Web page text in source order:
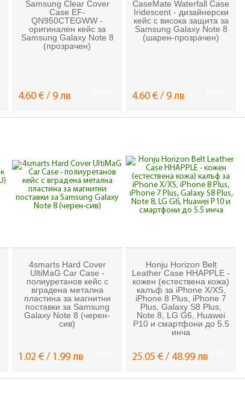
Samsung Clear Cover
Case EF-
QN950CTEGWW -
оригинален кейс за
Samsung Galaxy Note 8
(прозрачен)
4.60 € / 9 лв
CaseMate Waterfall Case
Iridescent - дизайнерски
кейс с висока защита за
Samsung Galaxy Note 8
(шарен-прозрачен)
4.60 € / 9 лв
4smarts Hard Cover
UltiMaG Car Case -
полиуретанов кейс с
вградена метална
пластина за магнитни
поставки за Samsung
Galaxy Note 8 (черен-
сив)
1.02 € / 1.99 лв
Honju Horizon Belt
Leather Case HHAPPLE -
кожен (естествена кожа)
калъф за iPhone X/XS,
iPhone 8 Plus, iPhone 7
Plus, Galaxy S8 Plus,
Note 8, LG G6, Huawei
P10 и смартфони до 5.5
инча
25.05 € / 48.99 лвКупи